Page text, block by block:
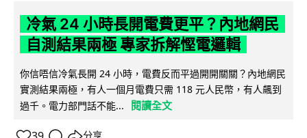
冷氣 24 小時長開電費更平？內地網民
自測結果兩極 專家拆解慳電邏輯
你信唔信冷氣長開 24 小時，電費反而平過開開關關？內地網民
實測結果兩極，有人一個月電費只需 118 元人民幣，有人飆到
過千。電力部門話不能...
閱讀全文